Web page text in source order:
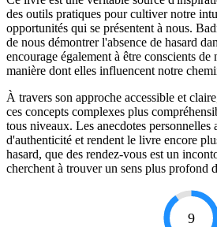
des outils pratiques pour cultiver notre
opportunités qui se présentent à nous.
de nous démontrer l'absence de hasard
encourage également à être conscients de
manière dont elles influencent notre
À travers son approche accessible et
ces concepts complexes plus
tous niveaux. Les anecdotes personnelles
d'authenticité et rendent le livre encore
hasard, que des rendez-vous est un
cherchent à trouver un sens plus profond
9